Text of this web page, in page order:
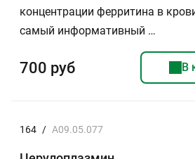
концентрации ферритина в
самый информативный …
700 руб В
164 / A09.05.077